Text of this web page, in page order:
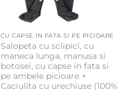
CU CAPSE IN FATA SI PE PICIOARE
Salopeta cu sclipici, cu
maneca lunga, manusa si
botosei, cu capse in fata si
pe ambele picioare +
Caciulita cu urechiuse (100%